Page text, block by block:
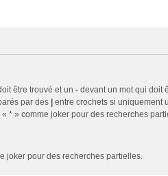
être trouvé et un - devant un mot qui doit
par des | entre crochets si uniquement
* » comme joker pour des recherches
joker pour des recherches partielles.